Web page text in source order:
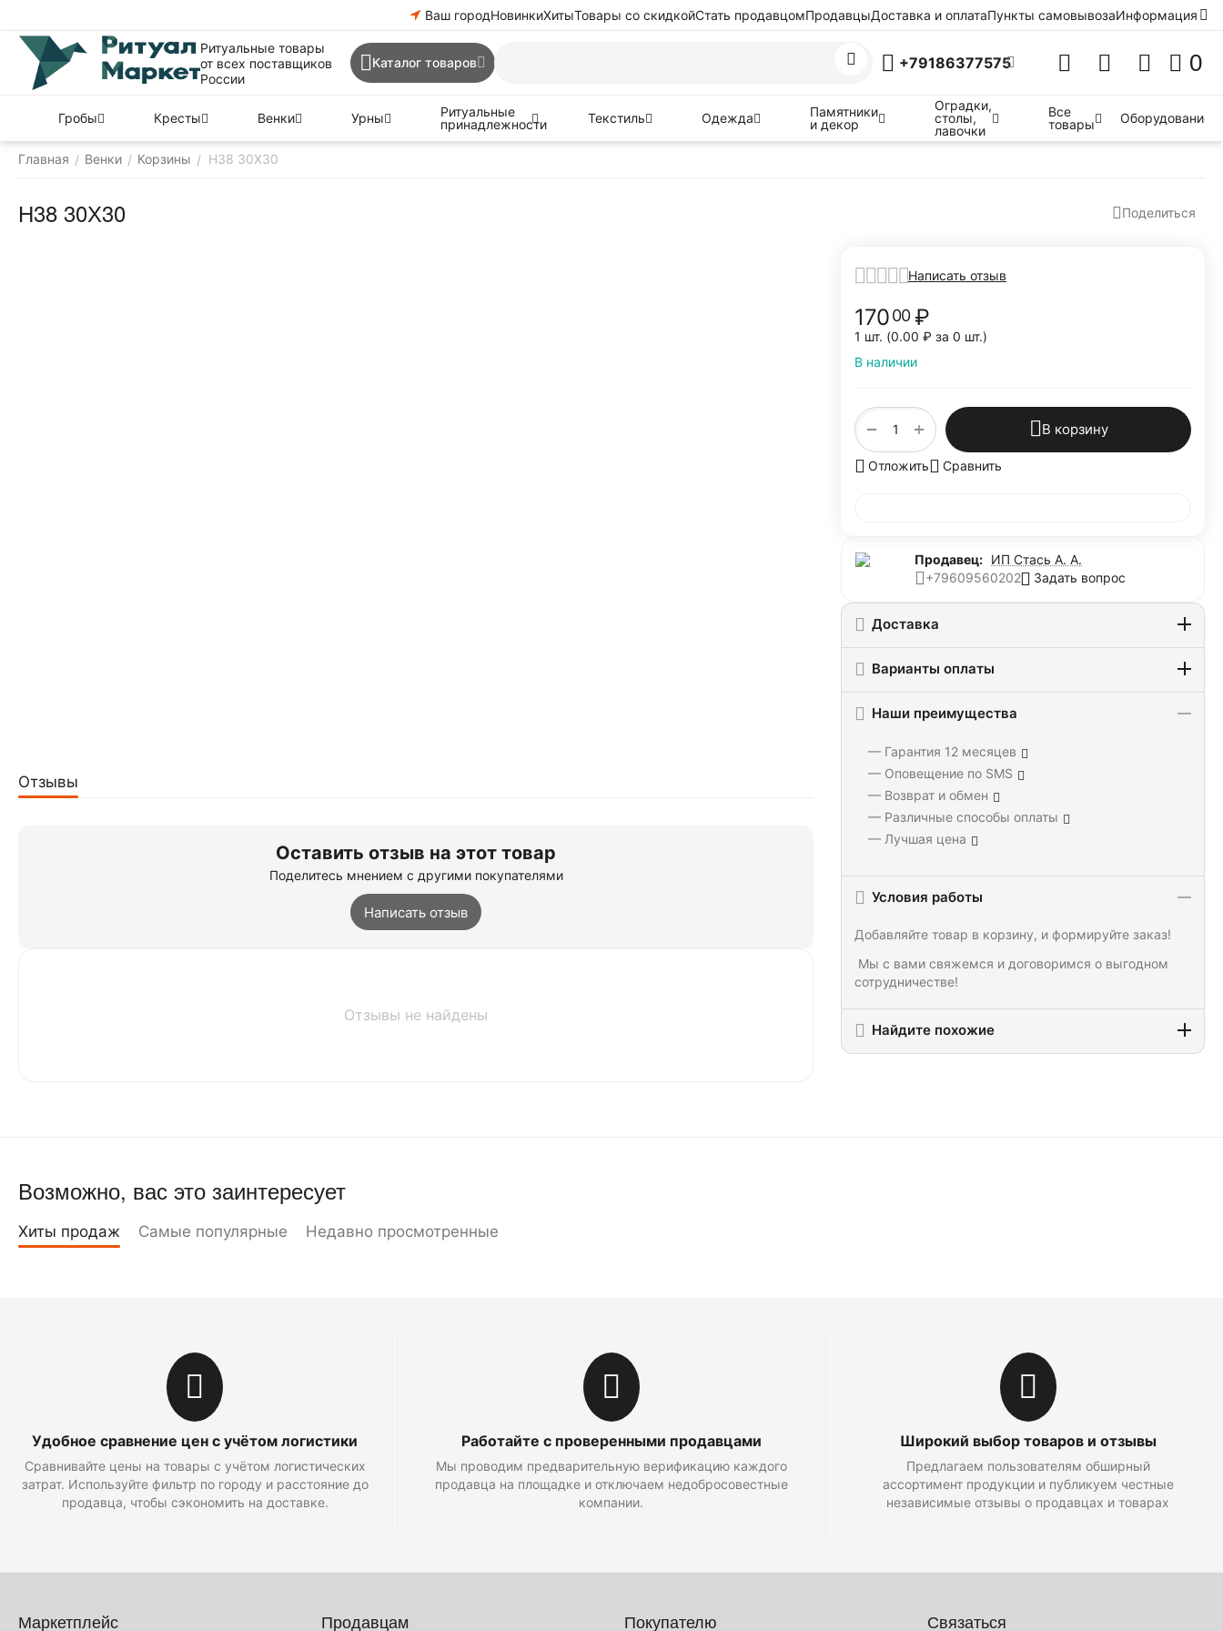
Ваш городНовинкиХитыТовары со скидкойСтать продавцомПродавцыДоставка и оплатаПункты самовывозаИнформация
Ритуальные товары
от всех поставщиков
России
Каталог товаров +79186377575 0
Гробы Кресты Венки Урны
Ритуальные
принадлежности
Текстиль Одежда
Памятники
и декор
Оградки,
столы,
лавочки
Все
товары
Оборудование
Главная / Венки / Корзины / Н38 30Х30
Н38 30Х30 Поделиться
Написать отзыв
17000 ₽
1 шт. (0.00 ₽ за 0 шт.)
В наличии
+
− В корзину
Отложить Сравнить
Продавец: ИП Стась А. А.
+79609560202
Задать вопрос
Доставка
Варианты оплаты
Наши преимущества
— Гарантия 12 месяцев
— Оповещение по SMS
— Возврат и обмен
— Различные способы оплаты
— Лучшая цена
Условия работы
Добавляйте товар в корзину, и формируйте заказ!
Мы с вами свяжемся и договоримся о выгодном
сотрудничестве!
Найдите похожие
Отзывы
Оставить отзыв на этот товар
Поделитесь мнением с другими покупателями
Написать отзыв
Отзывы не найдены
Возможно, вас это заинтересует
Хиты продаж Самые популярные Недавно просмотренные
Удобное сравнение цен с учётом логистики
Сравнивайте цены на товары с учётом логистических
затрат. Используйте фильтр по городу и расстояние до
продавца, чтобы сэкономить на доставке.
Работайте с проверенными продавцами
Мы проводим предварительную верификацию каждого
продавца на площадке и отключаем недобросовестные
компании.
Широкий выбор товаров и отзывы
Предлагаем пользователям обширный
ассортимент продукции и публикуем честные
независимые отзывы о продавцах и товарах
Маркетплейс Продавцам Покупателю Связаться